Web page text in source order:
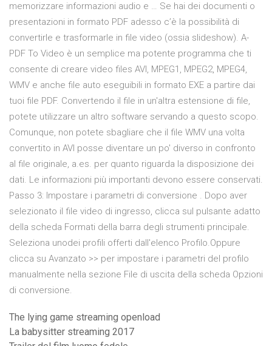
memorizzare informazioni audio e … Se hai dei documenti o
presentazioni in formato PDF adesso c’è la possibilità di
convertirle e trasformarle in file video (ossia slideshow). A-
PDF To Video è un semplice ma potente programma che ti
consente di creare video files AVI, MPEG1, MPEG2, MPEG4,
WMV e anche file auto eseguibili in formato EXE a partire dai
tuoi file PDF. Convertendo il file in un'altra estensione di file,
potete utilizzare un altro software servando a questo scopo.
Comunque, non potete sbagliare che il file WMV una volta
convertito in AVI posse diventare un po' diverso in confronto
al file originale, a.es. per quanto riguarda la disposizione dei
dati. Le informazioni più importanti devono essere conservati.
Passo 3: Impostare i parametri di conversione . Dopo aver
selezionato il file video di ingresso, clicca sul pulsante adatto
della scheda Formati della barra degli strumenti principale.
Seleziona unodei profili offerti dall'elenco Profilo.Oppure
clicca su Avanzato >> per impostare i parametri del profilo
manualmente nella sezione File di uscita della scheda Opzioni
di conversione.
The lying game streaming openload
La babysitter streaming 2017